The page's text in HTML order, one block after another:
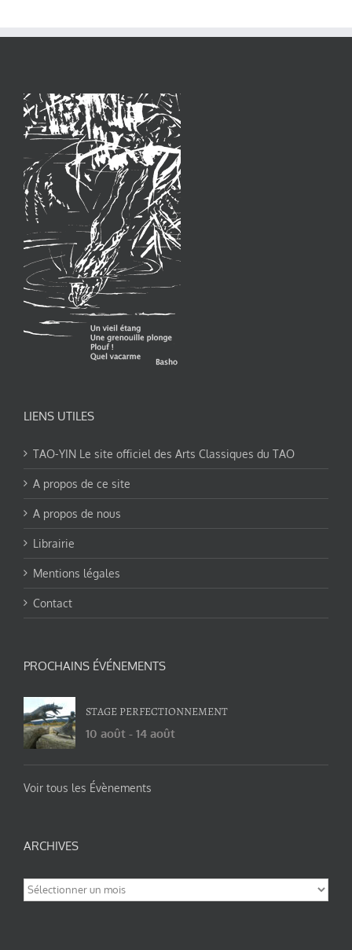
LIENS UTILES
TAO-YIN Le site officiel des Arts Classiques du TAO
A propos de ce site
A propos de nous
Librairie
Mentions légales
Contact
PROCHAINS ÉVÉNEMENTS
STAGE PERFECTIONNEMENT
10 août - 14 août
Voir tous les Évènements
ARCHIVES
Archives